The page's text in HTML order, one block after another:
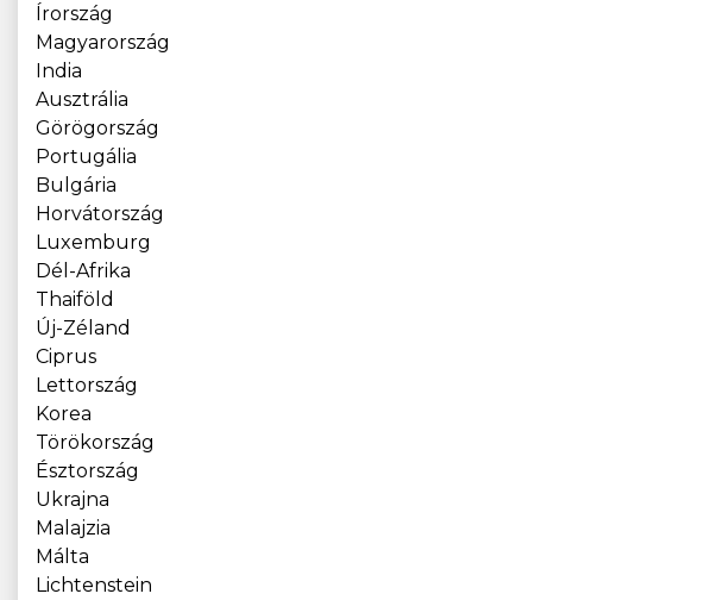
Írország
Magyarország
India
Ausztrália
Görögország
Portugália
Bulgária
Horvátország
Luxemburg
Dél-Afrika
Thaiföld
Új-Zéland
Ciprus
Lettország
Korea
Törökország
Észtország
Ukrajna
Malajzia
Málta
Lichtenstein